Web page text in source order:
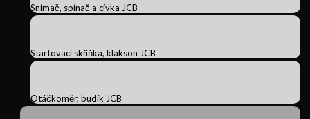
Snímač, spínač a cívka JCB
Startovací skříňka, klakson JCB
Otáčkoměr, budík JCB